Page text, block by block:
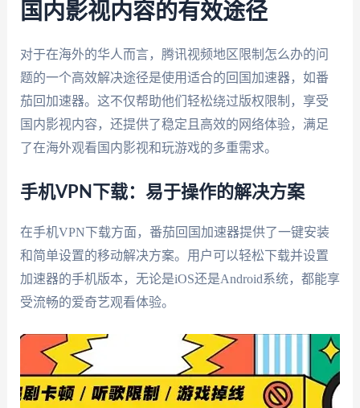
国内影视内容的有效途径
对于在海外的华人而言，腾讯视频地区限制怎么办的问
题的一个高效解决途径是使用适合的回国加速器，如番
茄回加速器。这不仅帮助他们轻松绕过版权限制，享受
国内影视内容，还提供了稳定且高效的网络体验，满足
了在海外观看国内影视和玩游戏的多重需求。
手机VPN下载：易于操作的解决方案
在手机VPN下载方面，番茄回国加速器提供了一键安装
和简单设置的移动解决方案。用户可以轻松下载并设置
加速器的手机版本，无论是iOS还是Android系统，都能享
受流畅的爱奇艺观看体验。